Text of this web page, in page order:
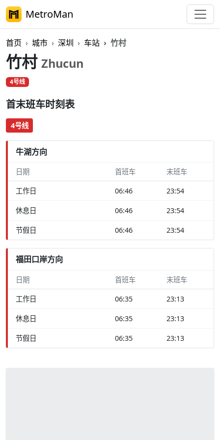
MetroMan
首页 城市 深圳 车站 竹村
竹村 Zhucun
4号线
首末班车时刻表
4号线
牛湖方向
日期 首班车 末班车
工作日 06:46 23:54
休息日 06:46 23:54
节假日 06:46 23:54
福田口岸方向
日期 首班车 末班车
工作日 06:35 23:13
休息日 06:35 23:13
节假日 06:35 23:13